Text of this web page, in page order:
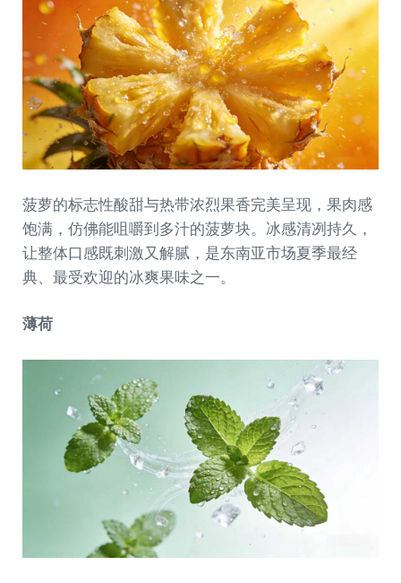
菠萝的标志性酸甜与热带浓烈果香完美呈现，果肉感
饱满，仿佛能咀嚼到多汁的菠萝块。冰感清冽持久，
让整体口感既刺激又解腻，是东南亚市场夏季最经
典、最受欢迎的冰爽果味之一。
薄荷